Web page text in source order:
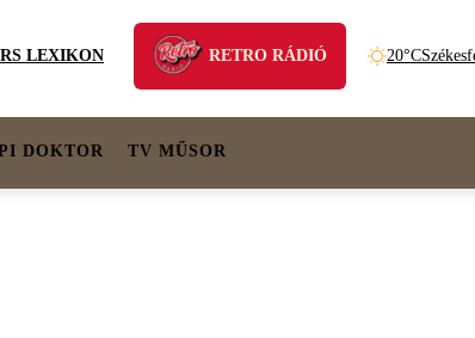
LEXIKON RETRO RÁDIÓ 20°C
DOKTOR TV MŰSOR